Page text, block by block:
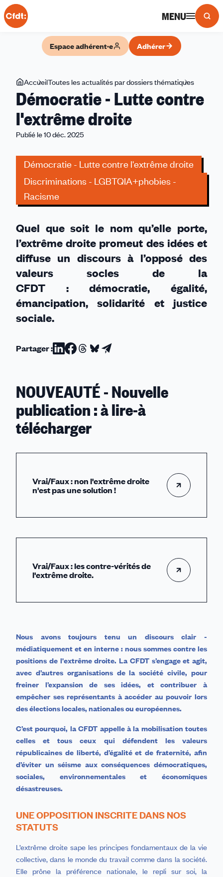
Panneau de gestion des cookies
MENU
Espace adhérent·e Adhérer
Vous
êtes
ici
AccueilToutes les actualités par dossiers thématiques
-
Démocratie - Lutte contre
l'extrême droite
Publié le 10 déc. 2025
Démocratie - Lutte contre l'extrême droite
Discriminations - LGBTQIA+phobies -
Racisme
Quel que soit le nom qu’elle porte,
l’extrême droite promeut des idées et
diffuse un discours à l’opposé des
valeurs socles de la
CFDT : démocratie, égalité,
émancipation, solidarité et justice
sociale.
Partager :Partager
Linkedin
Partager
Facebook
Partager
Threads
Partager
Bluesky
Partager
email
NOUVEAUTÉ - Nouvelle
publication : à lire-à
télécharger
Vrai/Faux : non l'extrême droite
n'est pas une solution !
Vrai/Faux : les contre-vérités de
l'extrême droite.
Nous avons toujours tenu un discours clair -
médiatiquement et en interne : nous sommes contre les
positions de l'extrême droite. La CFDT s’engage et agit,
avec d’autres organisations de la société civile, pour
freiner l’expansion de ses idées, et contribuer à
empêcher ses représentants à accéder au pouvoir lors
des élections locales, nationales ou européennes.
C’est pourquoi, la CFDT appelle à la mobilisation toutes
celles et tous ceux qui défendent les valeurs
républicaines de liberté, d’égalité et de fraternité, afin
d’éviter un séisme aux conséquences démocratiques,
sociales, environnementales et économiques
désastreuses.
UNE OPPOSITION INSCRITE DANS NOS
STATUTS
L’extrême droite sape les principes fondamentaux de la vie
collective, dans le monde du travail comme dans la société.
Elle prône la préférence nationale, le repli sur soi, la